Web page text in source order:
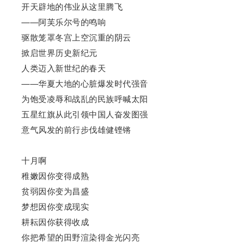
开天辟地的伟业从这里腾飞
——阿芙乐尔号的鸣响
驱散笼罩冬宫上空沉重的阴云
掀启世界历史新纪元
人类迈入新世纪的春天
——华夏大地的心脏爆发时代强音
为饱受凌辱和战乱的民族呼喊太阳
五星红旗从此引领中国人奋发图强
意气风发的前行步伐雄健铿锵
十月啊
稚嫩因你变得成熟
贫弱因你变为昌盛
梦想因你变成现实
耕耘因你获得收成
你把希望的田野渲染得金光闪亮